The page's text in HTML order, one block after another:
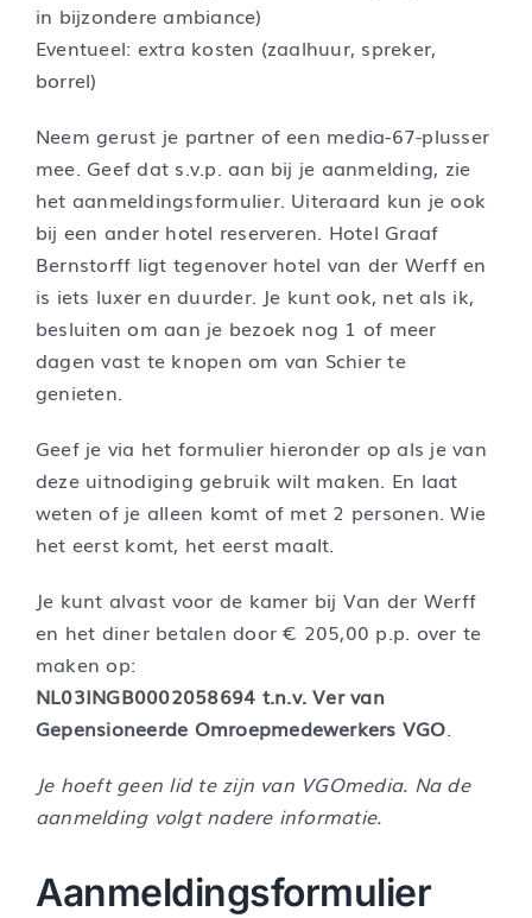
in bijzondere ambiance)
Eventueel: extra kosten (zaalhuur, spreker,
borrel)
Neem gerust je partner of een media-67-plusser
mee. Geef dat s.v.p. aan bij je aanmelding, zie
het aanmeldingsformulier. Uiteraard kun je ook
bij een ander hotel reserveren. Hotel Graaf
Bernstorff ligt tegenover hotel van der Werff en
is iets luxer en duurder. Je kunt ook, net als ik,
besluiten om aan je bezoek nog 1 of meer
dagen vast te knopen om van Schier te
genieten.
Geef je via het formulier hieronder op als je van
deze uitnodiging gebruik wilt maken. En laat
weten of je alleen komt of met 2 personen. Wie
het eerst komt, het eerst maalt.
Je kunt alvast voor de kamer bij Van der Werff
en het diner betalen door € 205,00 p.p. over te
maken op:
NL03INGB0002058694 t.n.v. Ver van
Gepensioneerde Omroepmedewerkers VGO.
Je hoeft geen lid te zijn van VGOmedia. Na de
aanmelding volgt nadere informatie.
Aanmeldingsformulier